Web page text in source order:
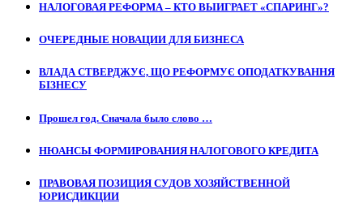
НАЛОГОВАЯ РЕФОРМА – КТО ВЫИГРАЕТ «СПАРИНГ»?
ОЧЕРЕДНЫЕ НОВАЦИИ ДЛЯ БИЗНЕСА
ВЛАДА СТВЕРДЖУЄ, ЩО РЕФОРМУЄ ОПОДАТКУВАННЯ
БІЗНЕСУ
Прошел год. Сначала было слово …
НЮАНСЫ ФОРМИРОВАНИЯ НАЛОГОВОГО КРЕДИТА
ПРАВОВАЯ ПОЗИЦИЯ СУДОВ ХОЗЯЙСТВЕННОЙ
ЮРИСДИКЦИИ